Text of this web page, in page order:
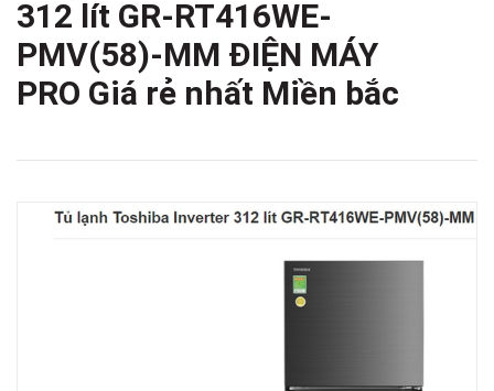
312 lít GR-RT416WE-
PMV(58)-MM ĐIỆN MÁY
PRO Giá rẻ nhất Miền bắc